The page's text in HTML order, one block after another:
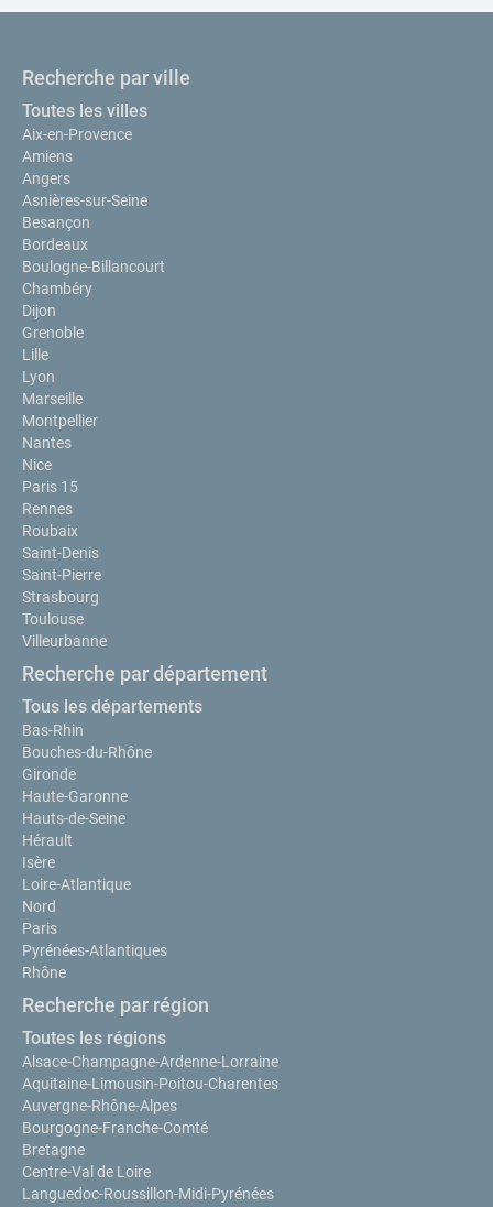
Recherche par ville
Toutes les villes
Aix-en-Provence
Amiens
Angers
Asnières-sur-Seine
Besançon
Bordeaux
Boulogne-Billancourt
Chambéry
Dijon
Grenoble
Lille
Lyon
Marseille
Montpellier
Nantes
Nice
Paris 15
Rennes
Roubaix
Saint-Denis
Saint-Pierre
Strasbourg
Toulouse
Villeurbanne
Recherche par département
Tous les départements
Bas-Rhin
Bouches-du-Rhône
Gironde
Haute-Garonne
Hauts-de-Seine
Hérault
Isère
Loire-Atlantique
Nord
Paris
Pyrénées-Atlantiques
Rhône
Recherche par région
Toutes les régions
Alsace-Champagne-Ardenne-Lorraine
Aquitaine-Limousin-Poitou-Charentes
Auvergne-Rhône-Alpes
Bourgogne-Franche-Comté
Bretagne
Centre-Val de Loire
Languedoc-Roussillon-Midi-Pyrénées